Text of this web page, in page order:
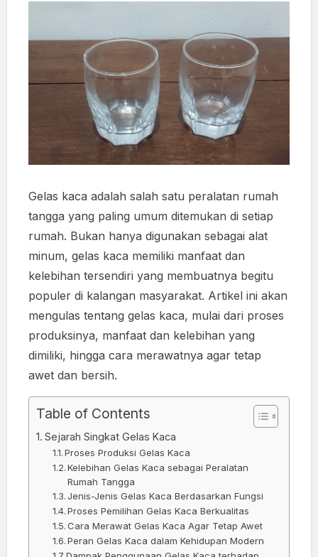
Gelas kaca adalah salah satu peralatan rumah
tangga yang paling umum ditemukan di setiap
rumah. Bukan hanya digunakan sebagai alat
minum, gelas kaca memiliki manfaat dan
kelebihan tersendiri yang membuatnya begitu
populer di kalangan masyarakat. Artikel ini akan
mengulas tentang gelas kaca, mulai dari proses
produksinya, manfaat dan kelebihan yang
dimiliki, hingga cara merawatnya agar tetap
awet dan bersih.
Table of Contents
Sejarah Singkat Gelas Kaca
Proses Produksi Gelas Kaca
Kelebihan Gelas Kaca sebagai Peralatan
Rumah Tangga
Jenis-Jenis Gelas Kaca Berdasarkan Fungsi
Proses Pemilihan Gelas Kaca Berkualitas
Cara Merawat Gelas Kaca Agar Tetap Awet
Peran Gelas Kaca dalam Kehidupan Modern